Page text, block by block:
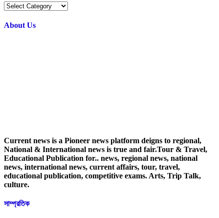
Popular
About Us
Current news is a Pioneer news platform deigns to regional,
National & International news is true and fair.Tour & Travel,
Educational Publication for.. news, regional news, national
news, international news, current affairs, tour, travel,
educational publication, competitive exams. Arts, Trip Talk,
culture.
সাম্প্রতিক